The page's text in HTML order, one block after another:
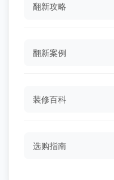
翻新攻略
翻新案例
装修百科
选购指南